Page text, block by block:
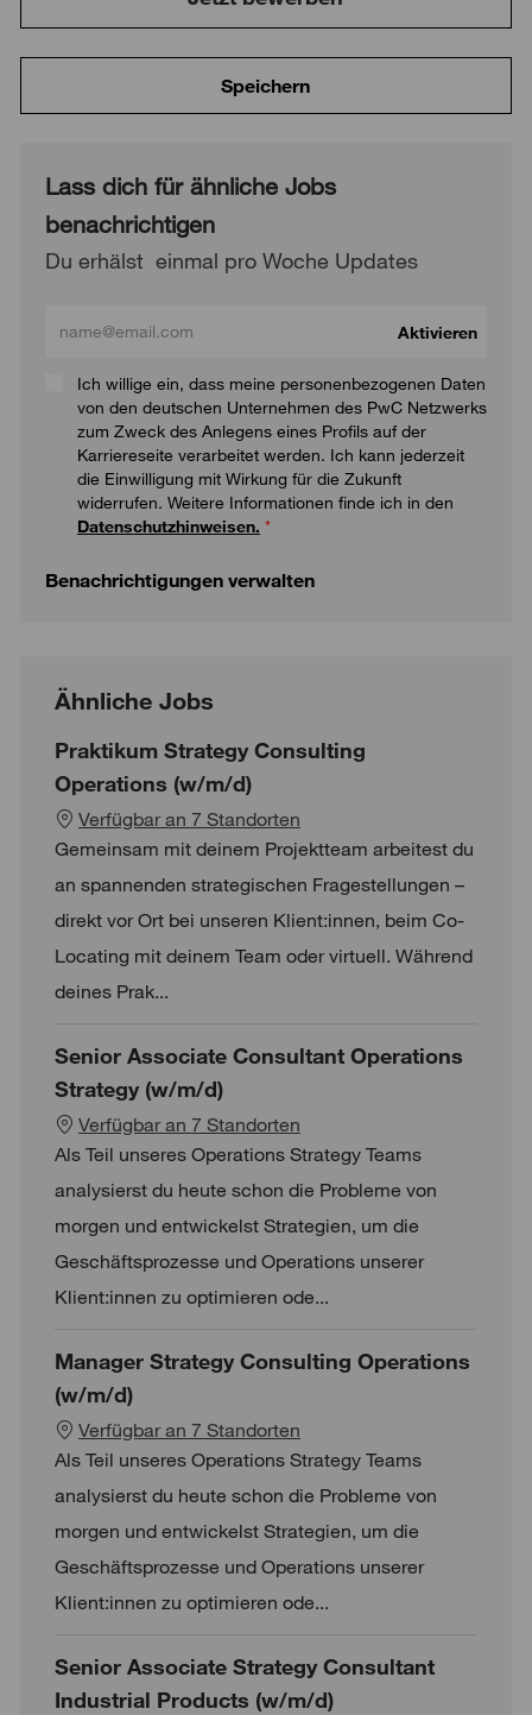
Speichern
Lass dich für ähnliche Jobs
benachrichtigen
Du erhälst einmal pro Woche Updates
Ich willige ein, dass meine personenbezogenen Daten
von den deutschen Unternehmen des PwC Netzwerks
zum Zweck des Anlegens eines Profils auf der
Karriereseite verarbeitet werden. Ich kann jederzeit
die Einwilligung mit Wirkung für die Zukunft
widerrufen. Weitere Informationen finde ich in den
Datenschutzhinweisen. *
Aktivieren
Benachrichtigungen verwalten
Ähnliche Jobs
Praktikum Strategy Consulting
Operations (w/m/d)
Verfügbar an 7 Standorten
Gemeinsam mit deinem Projektteam arbeitest du
an spannenden strategischen Fragestellungen –
direkt vor Ort bei unseren Klient:innen, beim Co-
Locating mit deinem Team oder virtuell. Während
deines Prak...
Senior Associate Consultant Operations
Strategy (w/m/d)
Verfügbar an 7 Standorten
Als Teil unseres Operations Strategy Teams
analysierst du heute schon die Probleme von
morgen und entwickelst Strategien, um die
Geschäftsprozesse und Operations unserer
Klient:innen zu optimieren ode...
Manager Strategy Consulting Operations
(w/m/d)
Verfügbar an 7 Standorten
Als Teil unseres Operations Strategy Teams
analysierst du heute schon die Probleme von
morgen und entwickelst Strategien, um die
Geschäftsprozesse und Operations unserer
Klient:innen zu optimieren ode...
Senior Associate Strategy Consultant
Industrial Products (w/m/d)